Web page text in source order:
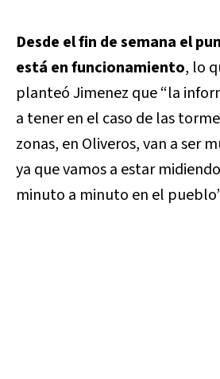
Desde el fin de semana el
está en funcionamiento, lo
planteó Jimenez que “la
a tener en el caso de las
zonas, en Oliveros, van a ser
ya que vamos a estar
minuto a minuto en el